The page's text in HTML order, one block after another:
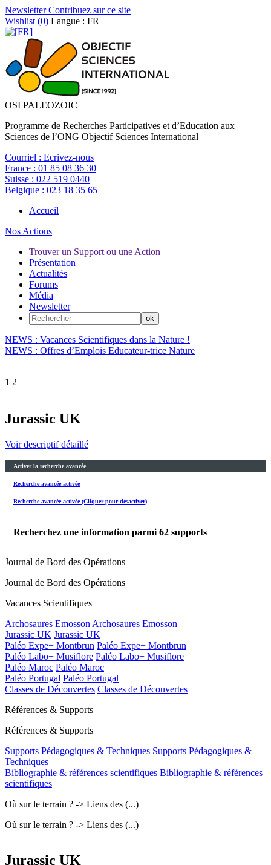
NewsletterContribuez sur ce site
Wishlist (0) Langue : FR
OSI PALEOZOIC
Programme de Recherches Participatives et d’Education aux
Sciences de l’ONG Objectif Sciences International
Courriel : Ecrivez-nous
France : 01 85 08 36 30
Suisse : 022 519 0440
Belgique : 023 18 35 65
Accueil
Nos Actions
Trouver un Support ou une Action
Présentation
Actualités
Forums
Média
Newsletter
NEWS : Vacances Scientifiques dans la Nature !
NEWS : Offres d’Emplois Educateur-trice Nature
1 2
Jurassic UK
Voir descriptif détaillé
Activer la recherche avancée
Recherche avancée activée
Recherche avancée activée (Cliquer pour désactiver)
Recherchez une information parmi 62 supports
Journal de Bord des Opérations
Journal de Bord des Opérations
Vacances Scientifiques
Archosaures Emosson Archosaures Emosson
Jurassic UK Jurassic UK
Paléo Expe+ Montbrun Paléo Expe+ Montbrun
Paléo Labo+ Musiflore Paléo Labo+ Musiflore
Paléo Maroc Paléo Maroc
Paléo Portugal Paléo Portugal
Classes de Découvertes Classes de Découvertes
Références & Supports
Références & Supports
Supports Pédagogiques & Techniques Supports Pédagogiques &
Techniques
Bibliographie & références scientifiques Bibliographie & références
scientifiques
Où sur le terrain ? -> Liens des (...)
Où sur le terrain ? -> Liens des (...)
Jurassic UK